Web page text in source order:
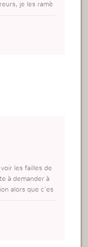
je les ramè
pour aider
les failles de
à demander à
alors que c’es
quotidienneme